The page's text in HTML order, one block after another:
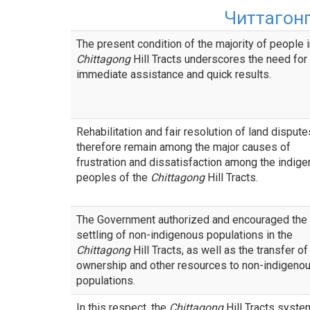
The present condition of the majority of people
ChittagongHill Tracts underscores the need for
immediate assistance and quick results.
Rehabilitation and fair resolution of land
therefore remain among the major causes of
frustration and dissatisfaction among the
peoples of the ChittagongHill Tracts.
The Government authorized and encouraged the
settling of non-indigenous populations in the
ChittagongHill Tracts, as well as the transfer of
ownership and other resources to non-
populations.